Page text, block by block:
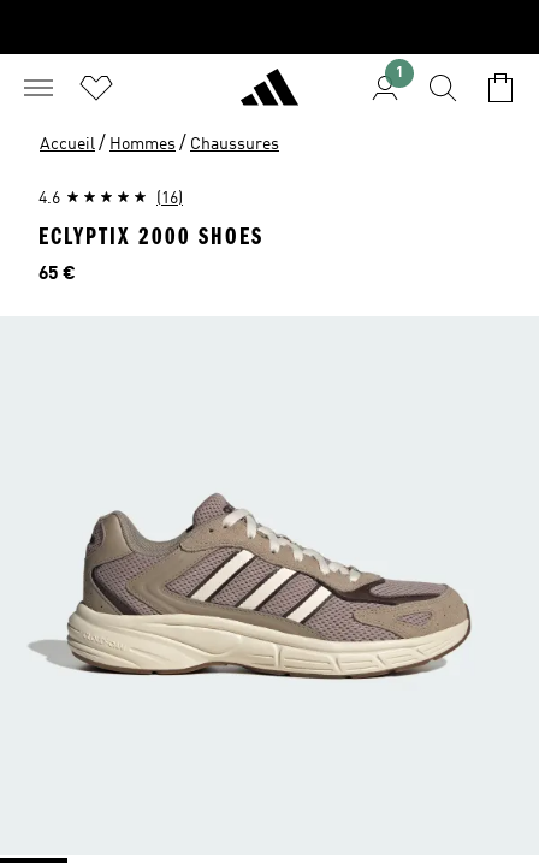
1
Accueil / Hommes / Chaussures
4.6 (16)
ECLYPTIX 2000 SHOES
Prix
65 €